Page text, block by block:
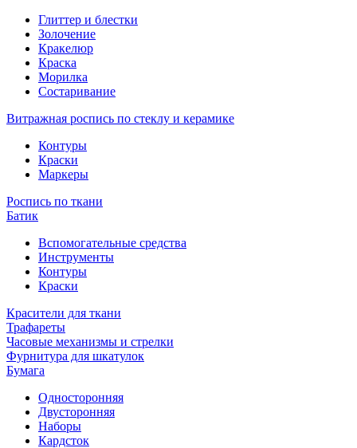
Глиттер и блестки
Золочение
Кракелюр
Краска
Морилка
Состаривание
Витражная роспись по стеклу и керамике
Контуры
Краски
Маркеры
Роспись по ткани
Батик
Вспомогательные средства
Инструменты
Контуры
Краски
Красители для ткани
Трафареты
Часовые механизмы и стрелки
Фурнитура для шкатулок
Бумага
Односторонняя
Двусторонняя
Наборы
Кардсток